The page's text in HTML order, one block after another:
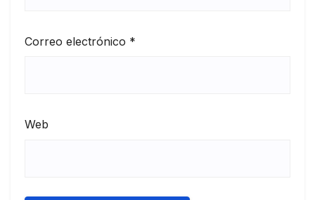
Correo electrónico *
Web